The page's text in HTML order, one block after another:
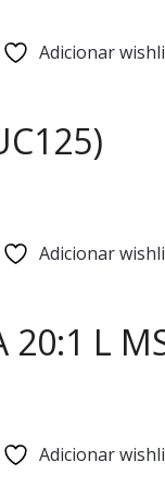
Adicionar
Adicionar
20:1 L
Adicionar